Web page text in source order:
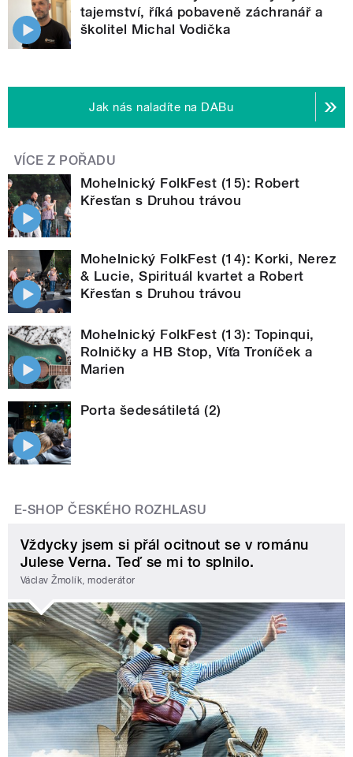
tajemství, říká pobaveně záchranář a
školitel Michal Vodička
Jak nás naladíte na DABu
VÍCE Z POŘADU
Mohelnický FolkFest (15): Robert
Křesťan s Druhou trávou
Mohelnický FolkFest (14): Korki, Nerez
& Lucie, Spirituál kvartet a Robert
Křesťan s Druhou trávou
Mohelnický FolkFest (13): Topinqui,
Rolničky a HB Stop, Víťa Troníček a
Marien
Porta šedesátiletá (2)
E-SHOP ČESKÉHO ROZHLASU
Vždycky jsem si přál ocitnout se v románu
Julese Verna. Teď se mi to splnilo.
Václav Žmolík, moderátor